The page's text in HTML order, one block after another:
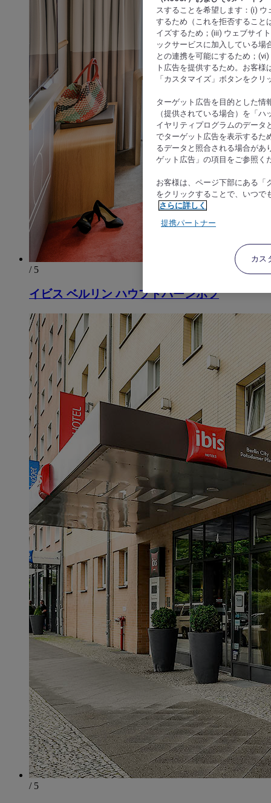
/ 5
イビス ベルリン ハウプトバーンホフ
/ 5
スすることを希望します：(i)
するため（これを拒否すること
イズするため；(iii) ウェブサイ
ックサービスに加入している場
との連携を可能にするため；
ト広告を提供するため。お客
「カスタマイズ」ボタンをク
ターゲット広告を目的とした情
（提供されている場合）を「
イヤリティプログラムのデータ
でターゲット広告を表示するた
るデータと照合される場合があ
ゲット広告」の項目をご参照く
お客様は、ページ下部にある「
をクリックすることで、いつで
さらに詳しく
提携パートナー
カス